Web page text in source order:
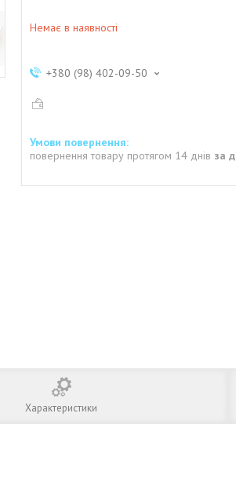
Немає в наявності
+380 (98) 402-09-50
повернення товару протягом 14 днів за
Характеристики